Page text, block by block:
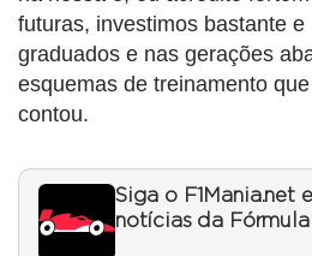
futuras, investimos bastante
graduados e nas gerações
esquemas de treinamento
contou.
Siga o F1Mania.net
notícias da